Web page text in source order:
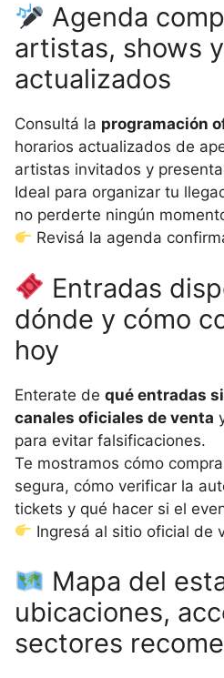
Agenda
artistas, shows
actualizados
Consultá la programación
horarios actualizados de
artistas invitados y
Ideal para organizar tu
no perderte ningún
Revisá la agenda
Entradas
dónde y cómo
hoy
Enterate de qué entradas
canales oficiales de venta
para evitar falsificaciones.
Te mostramos cómo
segura, cómo verificar la
tickets y qué hacer si el
Ingresá al sitio oficial de
Mapa del
ubicaciones,
sectores